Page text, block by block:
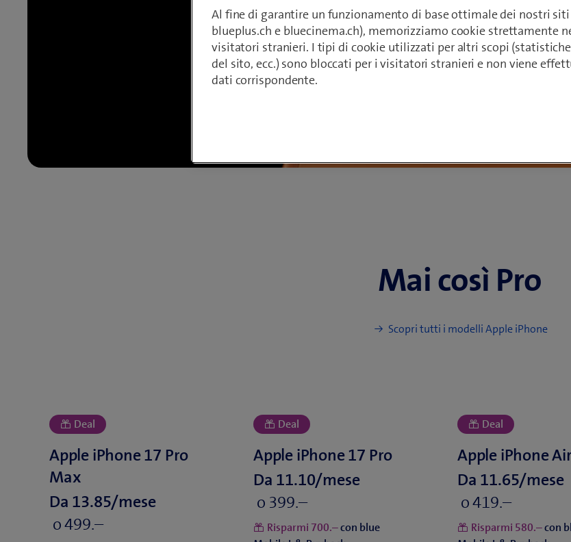
Mai così Pro
Scopri tutti i modelli Apple iPhone
Da
o
Da
o
Risparmi
con blue
Da
o
Risparmi
con
Al fine di garantire un funzionamento di base ottimale dei nostri siti
blueplus.ch e bluecinema.ch), memorizziamo cookie strettamente
visitatori stranieri. I tipi di cookie utilizzati per altri scopi
del sito, ecc.) sono bloccati per i visitatori stranieri e non viene
dati corrispondente.